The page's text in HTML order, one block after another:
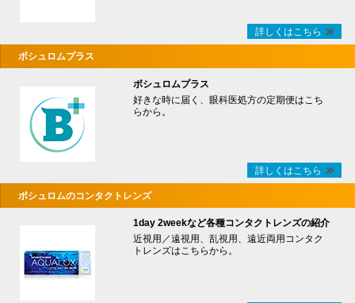
詳しくはこちら
ボシュロムプラス
ボシュロムプラス
好きな時に届く、眼科医処方の定期便はこち
らから。
詳しくはこちら
ボシュロムのコンタクトレンズ
1day 2weekなど各種コンタクトレンズの紹介
近視用／遠視用、乱視用、遠近両用コンタク
トレンズはこちらから。